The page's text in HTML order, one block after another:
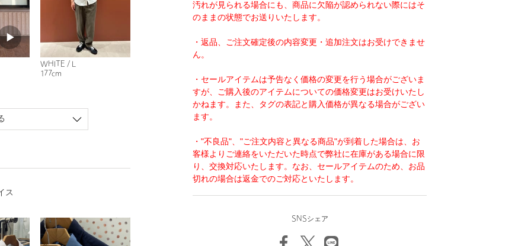
汚れが見られる場合にも、商品に欠陥が認められない際にはそ
のままの状態でお送りいたします。
・返品、ご注文確定後の内容変更・追加注文はお受けできませ
ん。
・セールアイテムは予告なく価格の変更を行う場合がございま
すが、ご購入後のアイテムについての価格変更はお受けいたし
かねます。また、タグの表記と購入価格が異なる場合がござい
ます。
・"不良品"、"ご注文内容と異なる商品"が到着した場合は、お
客様よりご連絡をいただいた時点で弊社に在庫がある場合に限
り、交換対応いたします。なお、セールアイテムのため、お品
切れの場合は返金でのご対応といたします。
SNSシェア
WHITE / L
177cm
ス